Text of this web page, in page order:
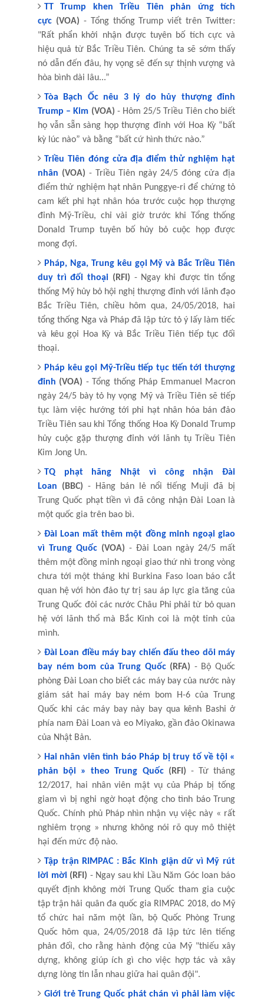
TT Trump khen Triều Tiên phản ứng tích
cực(VOA) - Tổng thống Trump viết trên Twitter:
"Rất phẩn khởi nhận được tuyên bố tích cực và
hiệu quả từ Bắc Triều Tiên. Chúng ta sẽ sớm thấy
nó dẫn đến đâu, hy vọng sẽ đến sự thịnh vượng và
hòa bình dài lâu...”
Tòa Bạch Ốc nêu 3 lý do hủy thượng đỉnh
Trump – Kim (VOA) - Hôm 25/5 Triều Tiên cho biết
họ vẫn sẵn sàng họp thượng đỉnh với Hoa Kỳ “bất
kỳ lúc nào” và bằng “bất cứ hình thức nào.”
Triều Tiên đóng cửa địa điểm thử nghiệm hạt
nhân (VOA) - Triều Tiên ngày 24/5 đóng cửa địa
điểm thử nghiệm hạt nhân Punggye-ri để chứng tỏ
cam kết phi hạt nhân hóa trước cuộc họp thượng
đỉnh Mỹ-Triều, chỉ vài giờ trước khi Tổng thống
Donald Trump tuyên bố hủy bỏ cuộc họp được
mong đợi.
Pháp, Nga, Trung kêu gọi Mỹ và Bắc Triều Tiên
duy trì đối thoại (RFI) - Ngay khi được tin tổng
thống Mỹ hủy bỏ hội nghị thượng đỉnh với lãnh đạo
Bắc Triều Tiên, chiều hôm qua, 24/05/2018, hai
tổng thống Nga và Pháp đã lập tức tỏ ý lấy làm tiếc
và kêu gọi Hoa Kỳ và Bắc Triều Tiên tiếp tục đối
thoại.
Pháp kêu gọi Mỹ-Triều tiếp tục tiến tới thượng
đỉnh (VOA) - Tổng thống Pháp Emmanuel Macron
ngày 24/5 bày tỏ hy vọng Mỹ và Triều Tiên sẽ tiếp
tục làm việc hướng tới phi hạt nhân hóa bán đảo
Triều Tiên sau khi Tổng thống Hoa Kỳ Donald Trump
hủy cuộc gặp thượng đỉnh với lãnh tụ Triều Tiên
Kim Jong Un.
TQ phạt hãng Nhật vì công nhận Đài
Loan (BBC) - Hãng bán lẻ nổi tiếng Muji đã bị
Trung Quốc phạt tiền vì đã công nhận Đài Loan là
một quốc gia trên bao bì.
Đài Loan mất thêm một đồng minh ngoại giao
vì Trung Quốc(VOA)- Đài Loan ngày 24/5 mất
thêm một đồng minh ngoại giao thứ nhì trong vòng
chưa tới một tháng khi Burkina Faso loan báo cắt
quan hệ với hòn đảo tự trị sau áp lực gia tăng của
Trung Quốc đòi các nước Châu Phi phải từ bỏ quan
hệ với lãnh thổ mà Bắc Kinh coi là một tỉnh của
mình.
Đài Loan điều máy bay chiến đấu theo dõi máy
bay ném bom của Trung Quốc(RFA) - Bộ Quốc
phòng Đài Loan cho biết các máy bay của nước này
giám sát hai máy bay ném bom H-6 của Trung
Quốc khi các máy bay này bay qua kênh Bashi ở
phía nam Đài Loan và eo Miyako, gần đảo Okinawa
của Nhật Bản.
Hai nhân viên tình báo Pháp bị truy tố về tội «
phản bội » theo Trung Quốc(RFI) - Từ tháng
12/2017, hai nhân viên mật vụ của Pháp bị tống
giam vì bị nghi ngờ hoạt động cho tình báo Trung
Quốc. Chính phủ Pháp nhìn nhận vụ việc này « rất
nghiêm trọng » nhưng không nói rõ quy mô thiệt
hại đến mức độ nào.
Tập trận RIMPAC : Bắc Kinh giận dữ vì Mỹ rút
lời mời(RFI) - Ngay sau khi Lầu Năm Góc loan báo
quyết định không mời Trung Quốc tham gia cuộc
tập trận hải quân đa quốc gia RIMPAC 2018, do Mỹ
tổ chức hai năm một lần, bộ Quốc Phòng Trung
Quốc hôm qua, 24/05/2018 đã lập tức lên tiếng
phản đối, cho rằng hành động của Mỹ "thiếu xây
dựng, không giúp ích gì cho việc hợp tác và xây
dựng lòng tin lẫn nhau giữa hai quân đội".
Giới trẻ Trung Quốc phát chán vì phải làm việc